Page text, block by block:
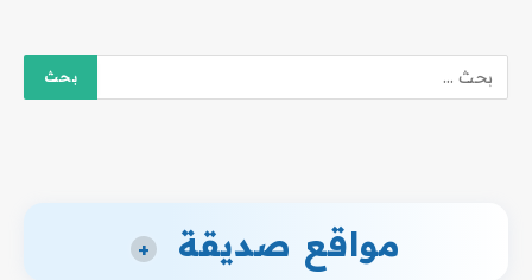
مواقع صديقة +